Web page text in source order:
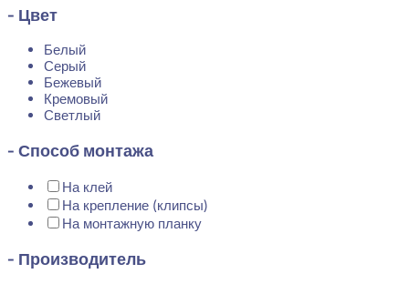
- Цвет
Белый
Серый
Бежевый
Кремовый
Светлый
- Способ монтажа
На клей
На крепление (клипсы)
На монтажную планку
- Производитель